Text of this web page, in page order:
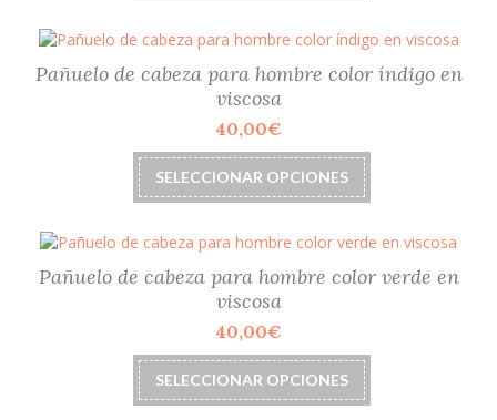
de
producto
variantes.
Las
opciones
elegir
en
la
de
producto
Pañuelo de cabeza para hombre color índigo en
viscosa
40,00€
SELECCIONAR OPCIONES
Este
producto
tiene
variantes.
Las
elegir
en
la
Pañuelo de cabeza para hombre color verde en
viscosa
40,00€
SELECCIONAR OPCIONES
Este
producto
tiene